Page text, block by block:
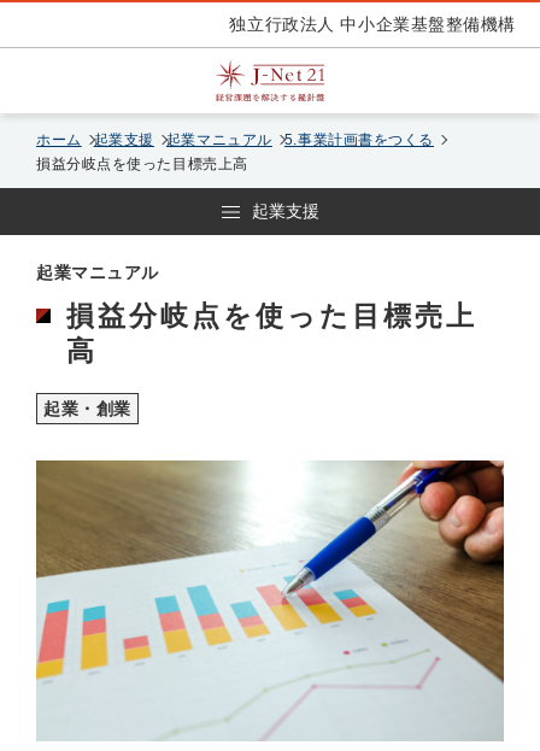
独立行政法人 中小企業基盤整備機構
ホーム 起業支援 起業マニュアル
5.事業計画書をつくる
損益分岐点を使った目標売上高
起業支援
起業マニュアル
損益分岐点を使った目標売上
高
起業・創業